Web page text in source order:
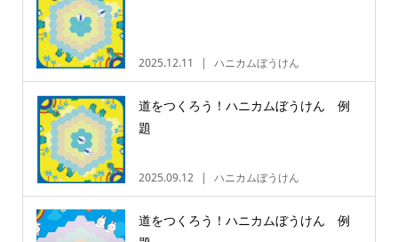
2025.12.11 ハニカムぼうけん
道をつくろう！ハニカムぼうけん 例
題
2025.09.12 ハニカムぼうけん
道をつくろう！ハニカムぼうけん 例